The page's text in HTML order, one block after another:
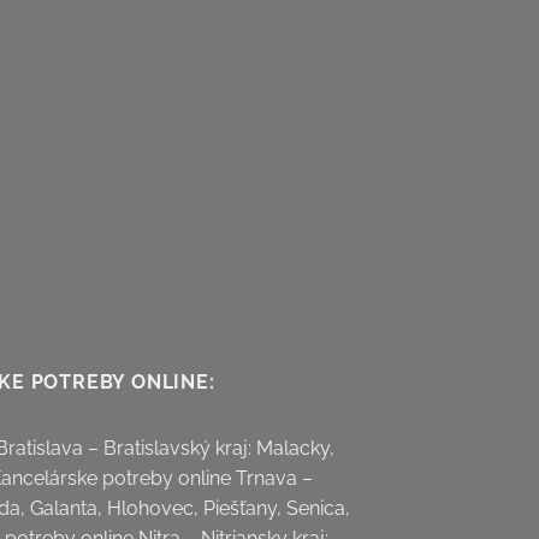
POTREBY ONLINE:
– Bratislavský kraj: Malacky,
potreby online Trnava –
Galanta, Hlohovec, Piešťany, Senica,